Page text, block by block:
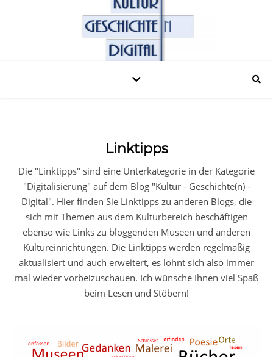
Linktipps
Die "Linktipps" sind eine Unterkategorie in der Kategorie
"Digitalisierung" auf dem Blog "Kultur - Geschichte(n) -
Digital". Hier finden Sie Linktipps zu anderen Blogs, die
sich mit Themen aus dem Kulturbereich beschäftigen
ebenso wie Links zu bloggenden Museen und anderen
Kultureinrichtungen. Die Linktipps werden regelmäßig
aktualisiert und auch erweitert, es lohnt sich also immer
mal wieder vorbeizuschauen. Ich wünsche Ihnen viel Spaß
beim Lesen und Stöbern!